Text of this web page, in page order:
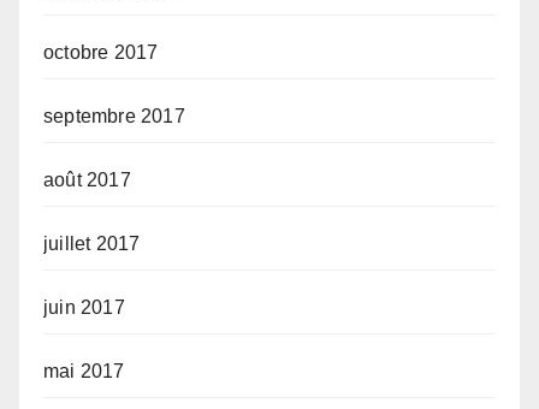
octobre 2017
septembre 2017
août 2017
juillet 2017
juin 2017
mai 2017